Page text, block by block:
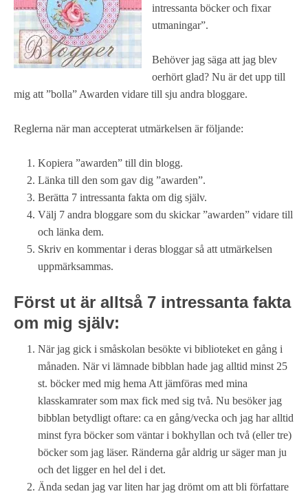
intressanta böcker och fixar
utmaningar”.
Behöver jag säga att jag blev
oerhört glad? Nu är det upp till
mig att ”bolla” Awarden vidare till sju andra bloggare.
Reglerna när man accepterat utmärkelsen är följande:
Kopiera ”awarden” till din blogg.
Länka till den som gav dig ”awarden”.
Berätta 7 intressanta fakta om dig själv.
Välj 7 andra bloggare som du skickar ”awarden” vidare till
och länka dem.
Skriv en kommentar i deras bloggar så att utmärkelsen
uppmärksammas.
Först ut är alltså 7 intressanta fakta
om mig själv:
När jag gick i småskolan besökte vi biblioteket en gång i
månaden. När vi lämnade bibblan hade jag alltid minst 25
st. böcker med mig hema Att jämföras med mina
klasskamrater som max fick med sig två. Nu besöker jag
bibblan betydligt oftare: ca en gång/vecka och jag har alltid
minst fyra böcker som väntar i bokhyllan och två (eller tre)
böcker som jag läser. Ränderna går aldrig ur säger man ju
och det ligger en hel del i det.
Ända sedan jag var liten har jag drömt om att bli författare